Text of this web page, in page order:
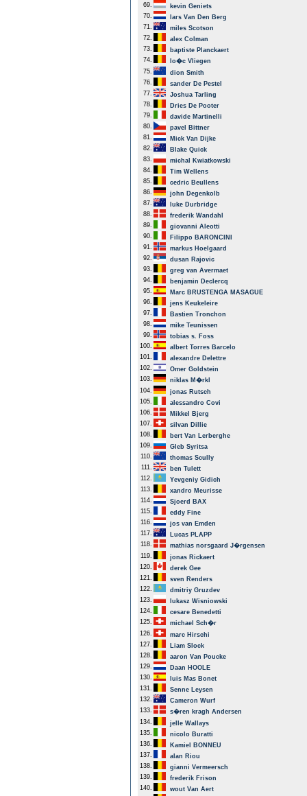
69.
kevin Geniets
70.
lars Van Den Berg
71.
miles Scotson
72.
alex Colman
73.
baptiste Planckaert
74.
lo�c Vliegen
75.
dion Smith
76.
sander De Pestel
77.
Joshua Tarling
78.
Dries De Pooter
79.
davide Martinelli
80.
pavel Bittner
81.
Mick Van Dijke
82.
Blake Quick
83.
michal Kwiatkowski
84.
Tim Wellens
85.
cedric Beullens
86.
john Degenkolb
87.
luke Durbridge
88.
frederik Wandahl
89.
giovanni Aleotti
90.
Filippo BARONCINI
91.
markus Hoelgaard
92.
dusan Rajovic
93.
greg van Avermaet
94.
benjamin Declercq
95.
Marc BRUSTENGA MASAGUE
96.
jens Keukeleire
97.
Bastien Tronchon
98.
mike Teunissen
99.
tobias s. Foss
100.
albert Torres Barcelo
101.
alexandre Delettre
102.
Omer Goldstein
103.
niklas M�rkl
104.
jonas Rutsch
105.
alessandro Covi
106.
Mikkel Bjerg
107.
silvan Dillie
108.
bert Van Lerberghe
109.
Gleb Syritsa
110.
thomas Scully
111.
ben Tulett
112.
Yevgeniy Gidich
113.
xandro Meurisse
114.
Sjoerd BAX
115.
eddy Fine
116.
jos van Emden
117.
Lucas PLAPP
118.
mathias norsgaard J�rgensen
119.
jonas Rickaert
120.
derek Gee
121.
sven Renders
122.
dmitriy Gruzdev
123.
lukasz Wisniowski
124.
cesare Benedetti
125.
michael Sch�r
126.
marc Hirschi
127.
Liam Slock
128.
aaron Van Poucke
129.
Daan HOOLE
130.
luis Mas Bonet
131.
Senne Leysen
132.
Cameron Wurf
133.
s�ren kragh Andersen
134.
jelle Wallays
135.
nicolo Buratti
136.
Kamiel BONNEU
137.
alan Riou
138.
gianni Vermeersch
139.
frederik Frison
140.
wout Van Aert